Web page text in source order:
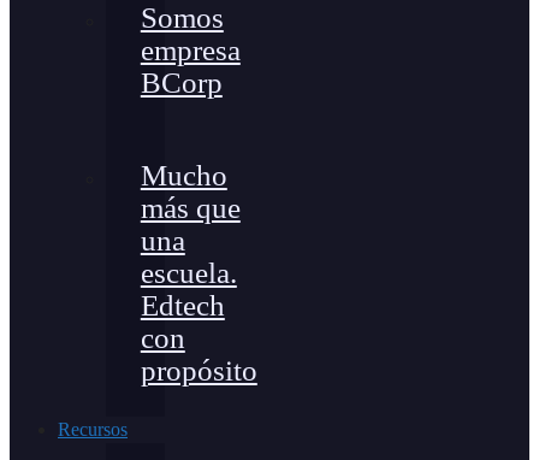
Somos
empresa
BCorp
Mucho
más que
una
escuela.
Edtech
con
propósito
Recursos